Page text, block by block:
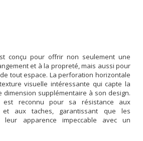
conçu pour offrir non seulement une
et à la propreté, mais aussi pour
tout espace. La perforation horizontale
visuelle intéressante qui capte la
dimension supplémentaire à son design.
est reconnu pour sa résistance aux
et aux taches, garantissant que les
leur apparence impeccable avec un